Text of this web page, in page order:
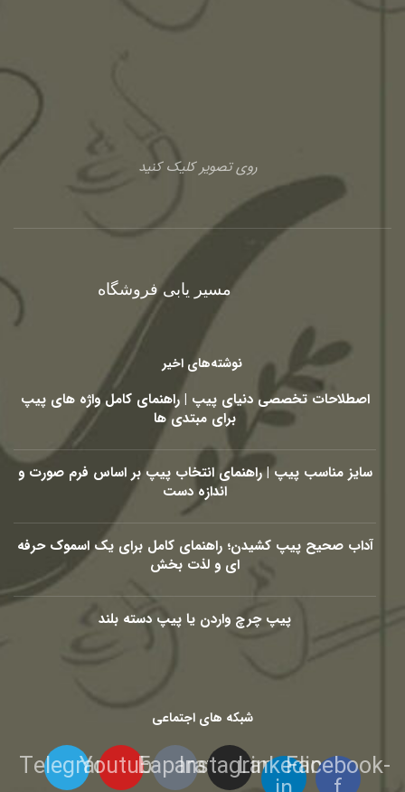
روی تصویر کلیک کنید
مسیر یابی فروشگاه
نوشته‌های اخیر
اصطلاحات تخصصی دنیای پیپ | راهنمای کامل واژه های پیپ
برای مبتدی ها
سایز مناسب پیپ | راهنمای انتخاب پیپ بر اساس فرم صورت و
اندازه دست
آداب صحیح پیپ کشیدن؛ راهنمای کامل برای یک اسموک حرفه
ای و لذت بخش
پیپ چرچ واردن یا پیپ دسته بلند
شبکه های اجتماعی
Facebook-
Linkedin-
Instagram
Eaparat
Youtube
Telegram